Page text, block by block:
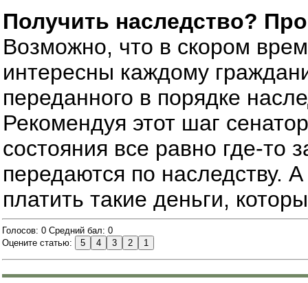
Получить наследство?
Возможно, что в скором
интересны каждому
переданного в порядке
Рекомендуя этот шаг
состояния все равно где-
передаются по наследству.
платить такие деньги,
Голосов: 0 Средний бал: 0
Оцените статью: